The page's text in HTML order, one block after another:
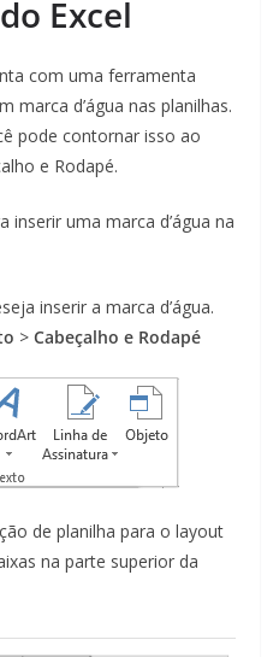
Excel
com uma ferramenta
marca d’água nas planilhas.
pode contornar isso ao
e Rodapé.
inserir uma marca d’água na
inserir a marca d’água.
> Cabeçalho e Rodapé
de planilha para o layout
na parte superior da